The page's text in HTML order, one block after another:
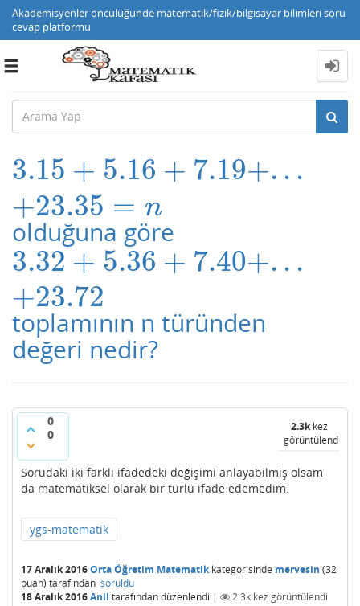
Akademisyenler öncülüğünde matematik/fizik/bilgisayar bilimleri soru
cevap platformu
Toggle
3.15 + 5.16 + 7.19+. . .
+23.35 = n
3.15+ 5.16+7.19+...+23.35 =
olduğuna göre
3.32 + 5.36 + 7.40+. . .
+23.72
3.32+ 5.36+7.40+...+23.72
toplamının n türünden
değeri nedir?
0
0
2.3kkez
görüntülendi
Sorudaki iki farklı ifadedeki değişimi anlayabilmiş olsam
da matematiksel olarak bir türlü ifade edemedim.
ygs-matematik
17 Aralık 2016Orta Öğretim Matematikkategorisinde mervesin (32
puan) tarafından soruldu
18 Aralık 2016Anil tarafındandüzenlendi | 2.3k kez görüntülendi